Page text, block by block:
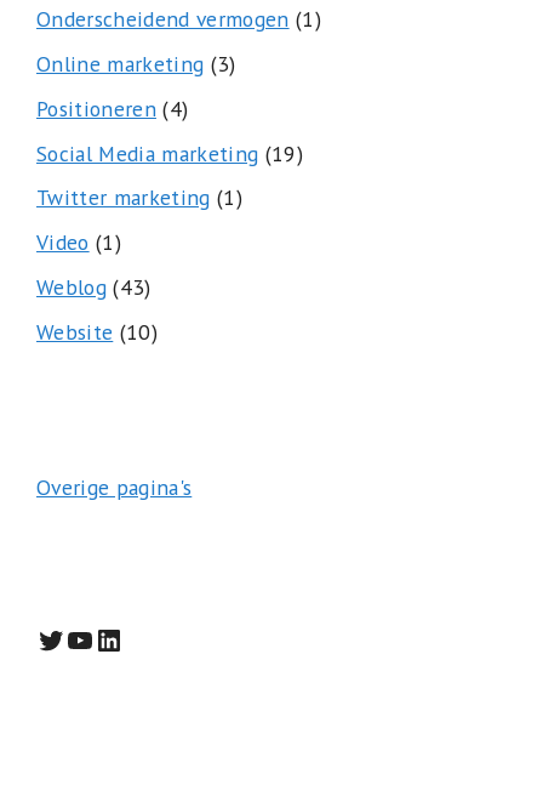
Onderscheidend vermogen (1)
Online marketing (3)
Positioneren(4)
Social Media marketing (19)
Twitter marketing (1)
Video (1)
Weblog(43)
Website (10)
Overige pagina's
Twitter
YouTube
LinkedIn